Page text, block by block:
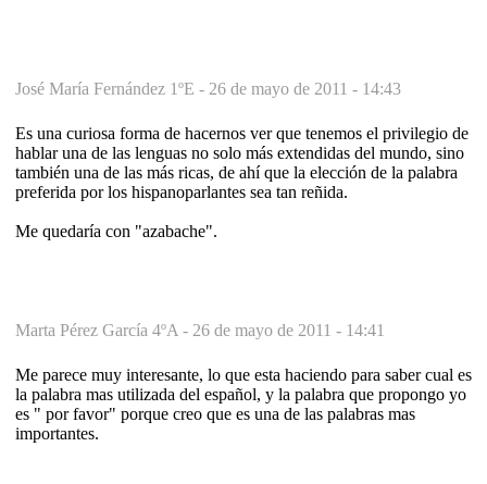
José María Fernández 1ºE - 26 de mayo de 2011 - 14:43
Es una curiosa forma de hacernos ver que tenemos el privilegio de
hablar una de las lenguas no solo más extendidas del mundo, sino
también una de las más ricas, de ahí que la elección de la palabra
preferida por los hispanoparlantes sea tan reñida.
Me quedaría con "azabache".
Marta Pérez García 4ºA - 26 de mayo de 2011 - 14:41
Me parece muy interesante, lo que esta haciendo para saber cual es
la palabra mas utilizada del español, y la palabra que propongo yo
es " por favor" porque creo que es una de las palabras mas
importantes.